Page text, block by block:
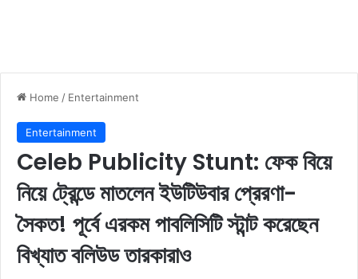
Home / Entertainment
Entertainment
Celeb Publicity Stunt: ফেক বিয়ে
নিয়ে ট্রেন্ডে মাতলেন ইউটিউবার প্রেরণা-
সৈকত! পূর্বে এরকম পাবলিসিটি স্টান্ট করেছেন
বিখ্যাত বলিউড তারকারাও